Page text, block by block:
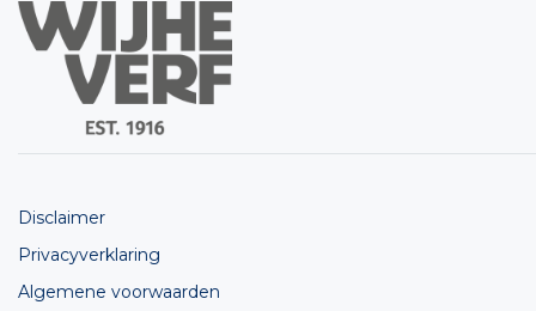
Disclaimer
Privacyverklaring
Algemene voorwaarden